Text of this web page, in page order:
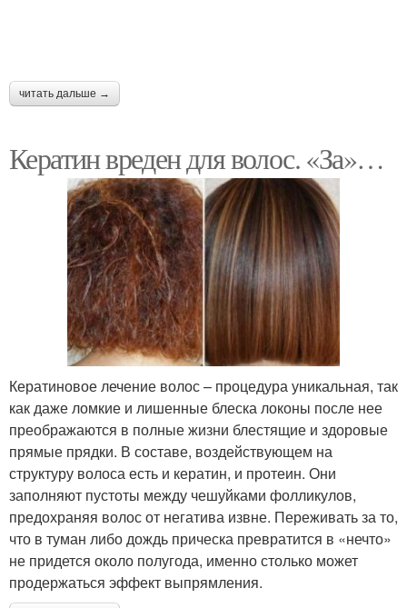
читать дальше →
Кератин вреден для волос. «За»…
Кератиновое лечение волос – процедура уникальная, так
как даже ломкие и лишенные блеска локоны после нее
преображаются в полные жизни блестящие и здоровые
прямые прядки. В составе, воздействующем на
структуру волоса есть и кератин, и протеин. Они
заполняют пустоты между чешуйками фолликулов,
предохраняя волос от негатива извне. Переживать за то,
что в туман либо дождь прическа превратится в «нечто»
не придется около полугода, именно столько может
продержаться эффект выпрямления.